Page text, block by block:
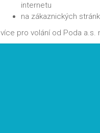
internetu
na zákaznických
více pro volání od Poda